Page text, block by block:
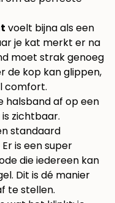
voelt bijna als een
je kat merkt er na
moet strak genoeg
de kop kan glippen,
comfort.
standaard
is een super
die iedereen kan
Dit is dé manier
te stellen.